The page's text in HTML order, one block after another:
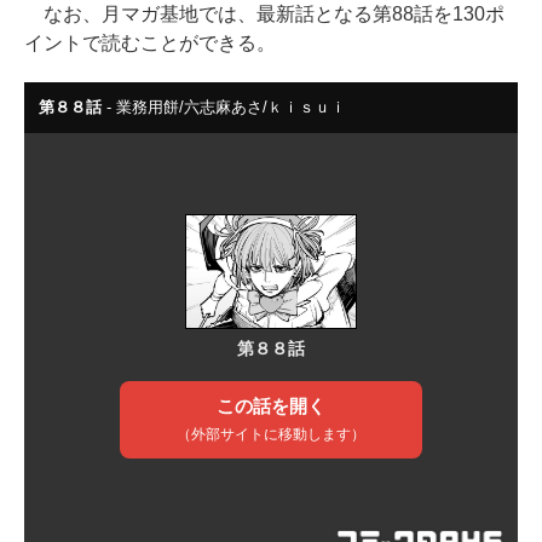
なお、月マガ基地では、最新話となる第88話を130ポ
イントで読むことができる。